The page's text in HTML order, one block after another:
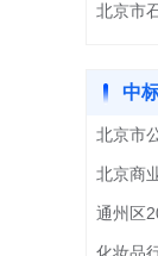
中
北京市